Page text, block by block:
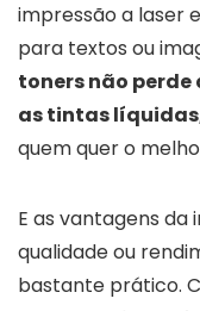
impressão a laser
para textos ou
toners não perde
as tintas
quem quer o
E as vantagens da
qualidade ou
bastante prático.